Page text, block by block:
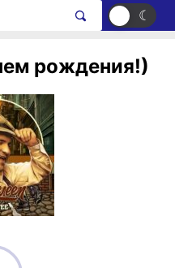
☀ ☾
рождения!)